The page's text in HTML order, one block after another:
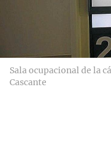
Sala ocupacional de la
Cascante